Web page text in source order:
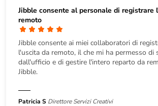
Jibble consente al personale di registrare
remoto
Jibble consente ai miei collaboratori di
l'uscita da remoto, il che mi ha permesso di
dall'ufficio e di gestire l'intero reparto da
Jibble.
Patricia S Direttore Servizi Creativi